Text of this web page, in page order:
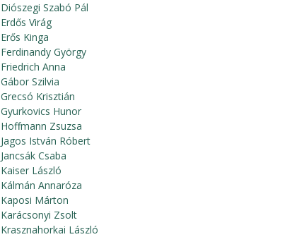
Diószegi Szabó Pál
Erdős Virág
Erős Kinga
Ferdinandy György
Friedrich Anna
Gábor Szilvia
Grecsó Krisztián
Gyurkovics Hunor
Hoffmann Zsuzsa
Jagos István Róbert
Jancsák Csaba
Kaiser László
Kálmán Annaróza
Kaposi Márton
Karácsonyi Zsolt
Krasznahorkai László